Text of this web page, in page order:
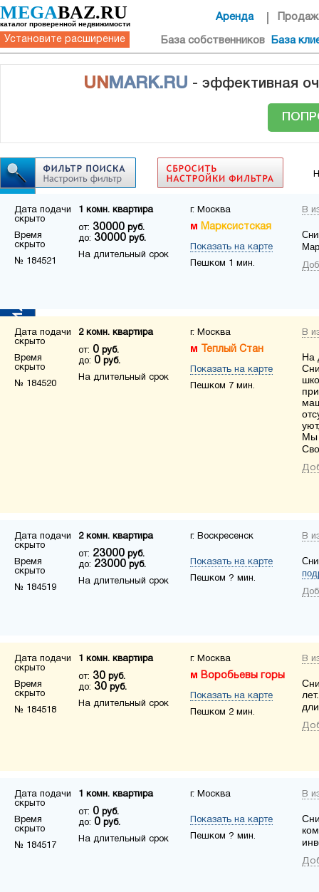
MEGABAZ.RU
каталог проверенной недвижимости
Установите расширение
Аренда
База собственников База
UN MARK.RU - эффективная
Дата подачи
скрыто
Время
скрыто
№ 184521
1 комн. квартира
от: 30000 руб.
до: 30000 руб.
На длительный срок
г. Москва
Марксистская
Показать на карте
Пешком 1 мин.
В
Дата подачи
скрыто
Время
скрыто
№ 184520
2 комн. квартира
от: 0 руб.
до: 0 руб.
На длительный срок
г. Москва
Теплый Стан
Показать на карте
Пешком 7 мин.
В
На
Мы
Дата подачи
скрыто
Время
скрыто
№ 184519
2 комн. квартира
от: 23000 руб.
до: 23000 руб.
На длительный срок
г. Воскресенск
Показать на карте
Пешком ? мин.
В
Дата подачи
скрыто
Время
скрыто
№ 184518
1 комн. квартира
от: 30 руб.
до: 30 руб.
На длительный срок
г. Москва
Воробьевы горы
Показать на карте
Пешком 2 мин.
В
Дата подачи
скрыто
Время
скрыто
№ 184517
1 комн. квартира
от: 0 руб.
до: 0 руб.
На длительный срок
г. Москва
Показать на карте
Пешком ? мин.
В